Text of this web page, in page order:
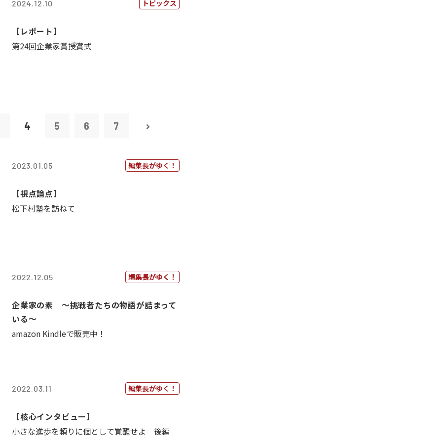
2024.12.10 トピックス
【レポート】
第24回企業家賞授賞式
4 5 6 7
2023.01.05 編集長がゆく！
【視点論点】
松下村塾を訪ねて
2022.12.05 編集長がゆく！
企業家の素 〜挑戦者たちの物語が詰まって
いる〜
amazon Kindleで販売中！
2022.03.11 編集長がゆく！
【核心インタビュー】
小さな進歩を頼りに個として覚醒せよ 後編